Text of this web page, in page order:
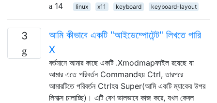
14
linux x11 keyboard keyboard-layout
3
আমি কীভাবে একটি "আইডেম্পোটেন্ট" লিখতে পারি
X
বর্তমানে আমার কাছে একটি .Xmodmapফাইল রয়েছে যা
আমার এতে পরিবর্তন Commandহয় Ctrl, তারপরে
আমারটিতে পরিবর্তন Ctrlহয় Super(আমি একটি ম্যাকের উপর
লিনাক্স চালাচ্ছি)। এটি বেশ ভালভাবে কাজ করে, যখন কেবল